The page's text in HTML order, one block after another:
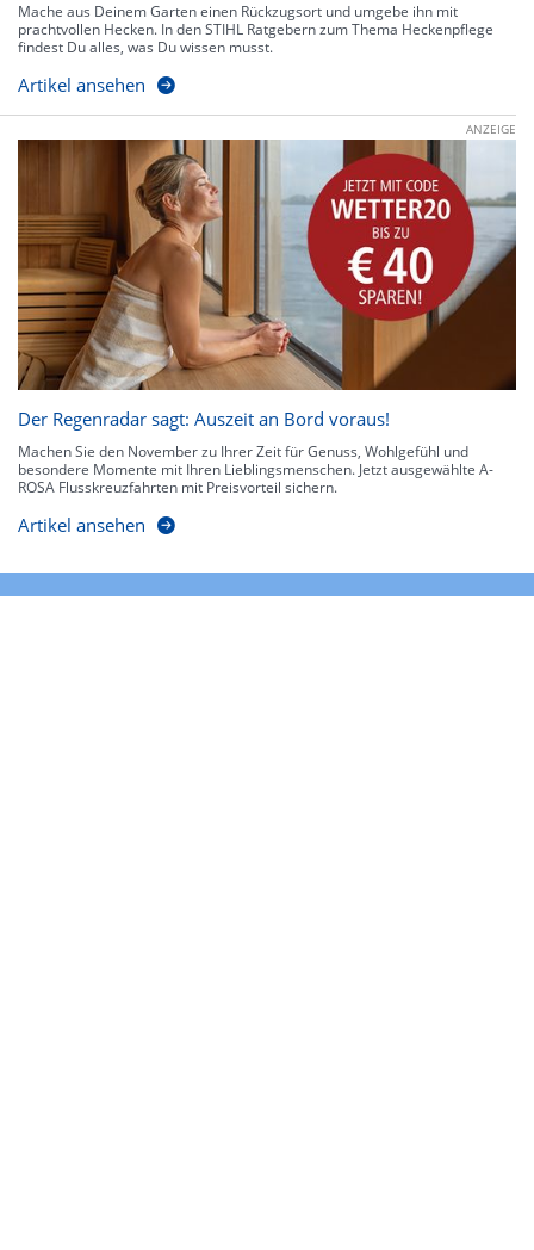
Mache aus Deinem Garten einen Rückzugsort und umgebe ihn mit
prachtvollen Hecken. In den STIHL Ratgebern zum Thema Heckenpflege
findest Du alles, was Du wissen musst.
Artikel ansehen
ANZEIGE
Der Regenradar sagt: Auszeit an Bord voraus!
Machen Sie den November zu Ihrer Zeit für Genuss, Wohlgefühl und
besondere Momente mit Ihren Lieblingsmenschen. Jetzt ausgewählte A-
ROSA Flusskreuzfahrten mit Preisvorteil sichern.
Artikel ansehen